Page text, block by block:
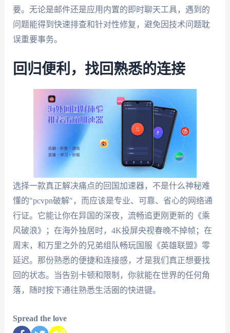
要。无论是邮件还是应用内置的即时聊天工具，遇到的
问题能得到快速排查和针对性修复，避免因技术问题耽
误重要事务。
回归便利，找回熟悉的连接
选择一款真正解决痛点的回国加速器，不是什么神秘难
懂的"pcvpn破解"，而应该是专业、可靠、省心的网络通
行证。它能让你在异国的深夜，流畅追更刚更新的《乘
风破浪》；在海外独居时，4K投屏央视春晚不掉帧；在
周末，和万里之外的兄弟组队畅玩国服《英雄联盟》零
延迟。那份熟悉的便捷和连接感，才是我们真正想要找
回的状态。当告别卡顿和限制，你就能在世界的任何角
落，随时按下通往熟悉生活圈的快进键。
Spread the love